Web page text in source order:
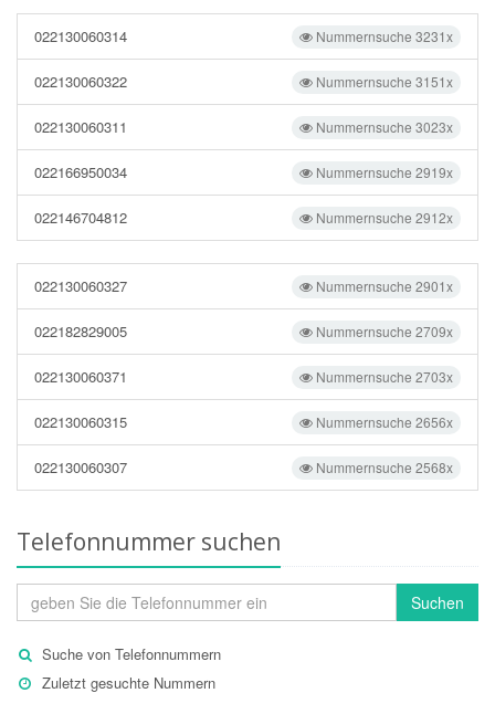
Nummernsuche 3231x
022130060314
Nummernsuche 3151x
022130060322
Nummernsuche 3023x
022130060311
Nummernsuche 2919x
022166950034
Nummernsuche 2912x
022146704812
Nummernsuche 2901x
022130060327
Nummernsuche 2709x
022182829005
Nummernsuche 2703x
022130060371
Nummernsuche 2656x
022130060315
Nummernsuche 2568x
022130060307
Telefonnummer suchen
Suchen
Suche von Telefonnummern
Zuletzt gesuchte Nummern